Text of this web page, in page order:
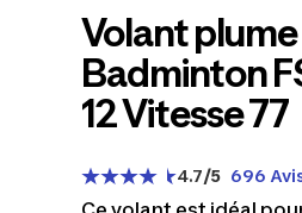
Volant
Badminton
12 Vitesse 77
4.7/5 696